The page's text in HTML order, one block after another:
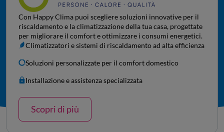
Con Happy Clima puoi scegliere soluzioni innovative per il
riscaldamento e la climatizzazione della tua casa, progettate
per migliorare il comfort e ottimizzare i consumi energetici.
Climatizzatori e sistemi di riscaldamento ad alta efficienza
Soluzioni personalizzate per il comfort domestico
Installazione e assistenza specializzata
Scopri di più